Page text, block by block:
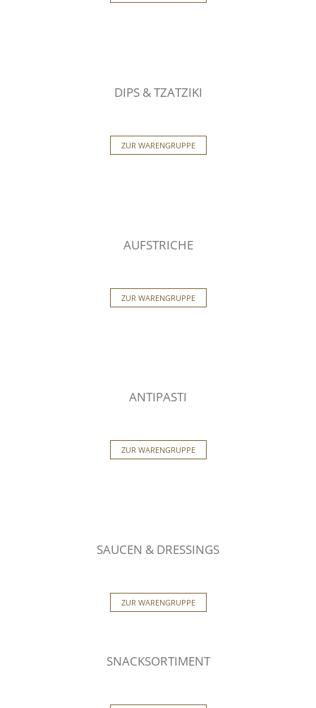
DIPS & TZATZIKI
ZUR WARENGRUPPE
AUFSTRICHE
ZUR WARENGRUPPE
ANTIPASTI
ZUR WARENGRUPPE
SAUCEN & DRESSINGS
ZUR WARENGRUPPE
SNACKSORTIMENT